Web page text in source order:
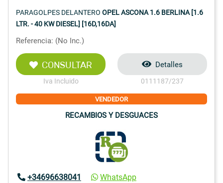
PARAGOLPES DELANTERO OPEL ASCONA 1.6 BERLINA [1.6
LTR. - 40 KW DIESEL] [16D,16DA]
Referencia: (No Inc.)
CONSULTAR
Iva Incluido
Detalles
0111187/237
VENDEDOR
RECAMBIOS Y DESGUACES
+34696638041
WhatsApp